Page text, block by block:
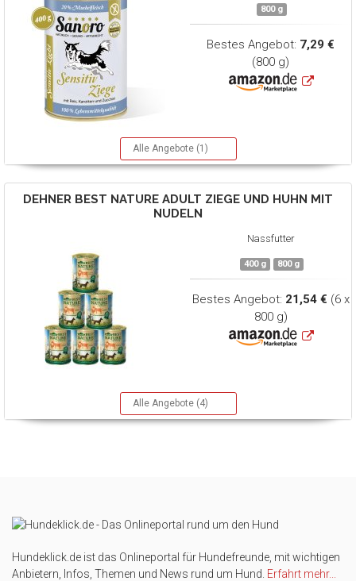
800 g
Bestes Angebot: 7,29 €
(800 g)
Alle Angebote (1)
DEHNER BEST NATURE ADULT ZIEGE UND HUHN MIT
NUDELN
Nassfutter
400 g 800 g
Bestes Angebot: 21,54 € (6 x
800 g)
Alle Angebote (4)
Hundeklick.de ist das Onlineportal für Hundefreunde, mit wichtigen
Anbietern, Infos, Themen und News rund um Hund. Erfahrt mehr...